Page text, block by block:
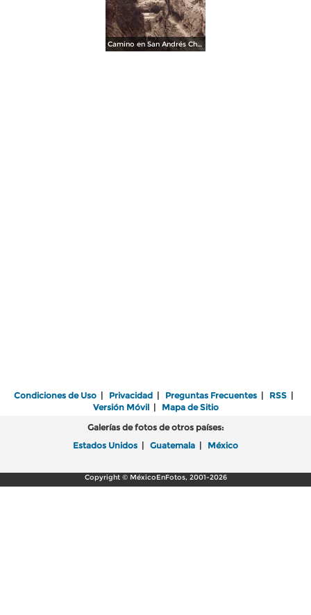
Camino en San Andrés Chalchicomula (circa 1920)
Condiciones de Uso | Privacidad | Preguntas Frecuentes | RSS |
Versión Móvil| Mapa de Sitio
Galerías de fotos de otros países:
Estados Unidos | Guatemala | México
Copyright © MéxicoEnFotos, 2001-2026